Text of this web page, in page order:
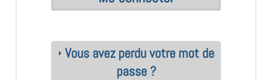
Vous avez perdu votre mot de
passe ?